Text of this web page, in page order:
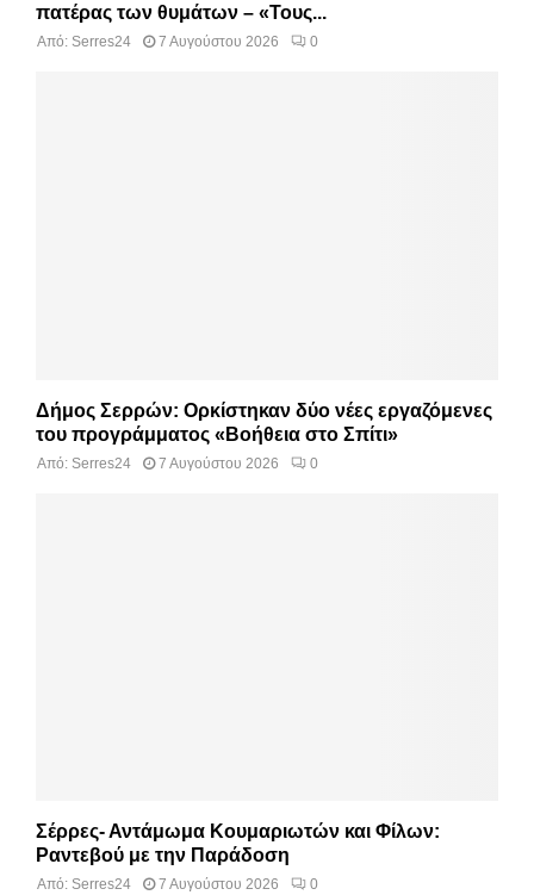
πατέρας των θυμάτων – «Τους...
Από: Serres24 7 Αυγούστου 2026 0
Δήμος Σερρών: Ορκίστηκαν δύο νέες εργαζόμενες
του προγράμματος «Βοήθεια στο Σπίτι»
Από: Serres24 7 Αυγούστου 2026 0
Σέρρες- Αντάμωμα Κουμαριωτών και Φίλων:
Ραντεβού με την Παράδοση
Από: Serres24 7 Αυγούστου 2026 0